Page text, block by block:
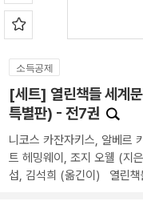
소득공제
[세트] 열린책들 세계
특별판) - 전7권
니코스 카잔자키스, 알베르
트 헤밍웨이 , 조지 오웰 (지
섭, 김석희 (옮긴이) 열린책